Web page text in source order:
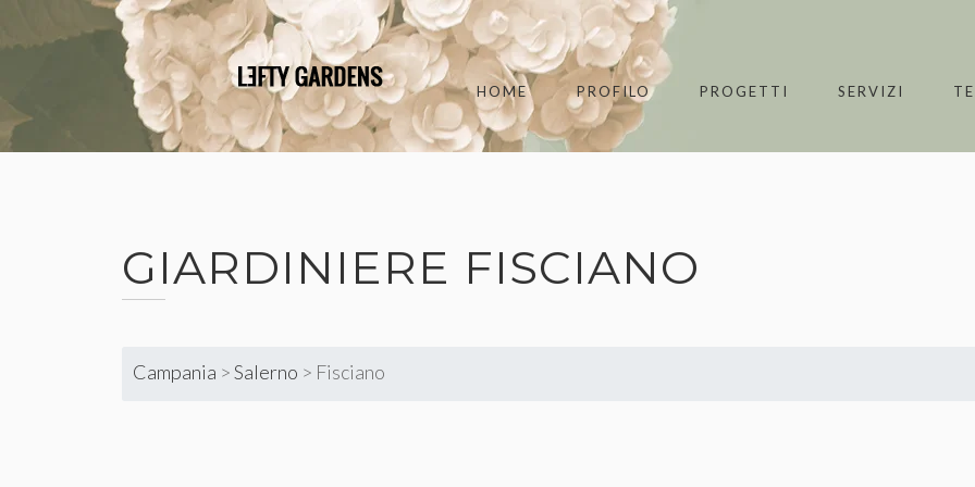
to
HOME
PROFILO PROGETTI SERVIZI
GIARDINIERE FISCIANO
Campania >Salerno > Fisciano